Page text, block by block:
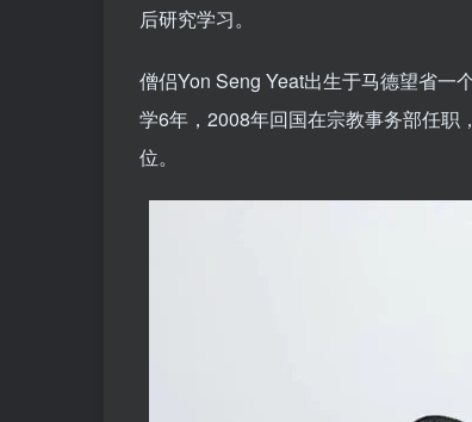
后研究学习。
僧侣Yon Seng Yeat出生于马德望省一
学6年，2008年回国在宗教事务部任职
位。